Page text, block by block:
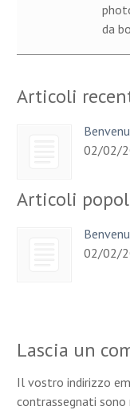
da
Articoli
02/02/
Articoli
02/02/
Lascia un
Il vostro indirizzo
contrassegnati